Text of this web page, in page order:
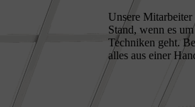
Unsere
Stand, wenn es
Techniken geht.
alles aus einer